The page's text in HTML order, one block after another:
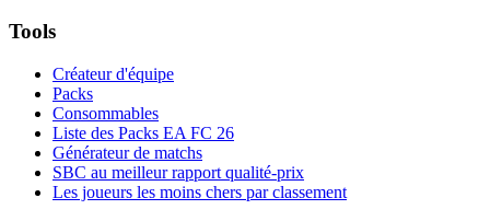
Tools
Créateur d'équipe
Packs
Consommables
Liste des Packs EA FC 26
Générateur de matchs
SBC au meilleur rapport qualité-prix
Les joueurs les moins chers par classement